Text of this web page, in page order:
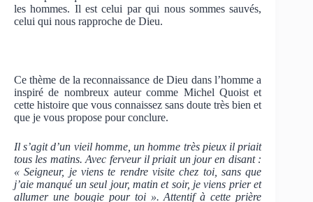
les hommes. Il est celui par qui nous sommes sauvés,
celui qui nous rapproche de Dieu.
Ce thème de la reconnaissance de Dieu dans l’homme a
inspiré de nombreux auteur comme Michel Quoist et
cette histoire que vous connaissez sans doute très bien et
que je vous propose pour conclure.
Il s’agit d’un vieil homme, un homme très pieux il priait
tous les matins. Avec ferveur il priait un jour en disant :
« Seigneur, je viens te rendre visite chez toi, sans que
j’aie manqué un seul jour, matin et soir, je viens prier et
allumer une bougie pour toi ». Attentif à cette prière